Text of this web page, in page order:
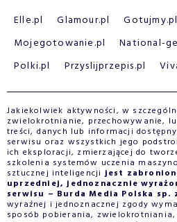
Elle.pl Glamour.pl Gotujmy.pl
Mojegotowanie.pl
National-
Polki.pl
Przyslijprzepis.pl
Jakiekolwiek aktywności, w
zwielokrotnianie, przechowywanie,
treści, danych lub informacji
serwisu oraz wszystkich jego
ich eksploracji, zmierzającej do
szkolenia systemów uczenia
sztucznej inteligencjijest
uprzedniej, jednoznacznie
serwisu – Burda Media Polska sp.
wyraźnej i jednoznacznej zgody
sposób pobierania,